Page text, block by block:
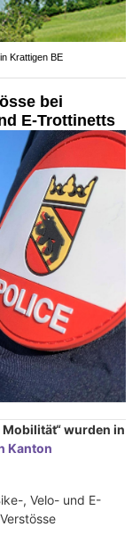
Krattigen BE
bei
E-Trottinetts
Mobilität“ wurden in
Kanton
, Velo- und E-